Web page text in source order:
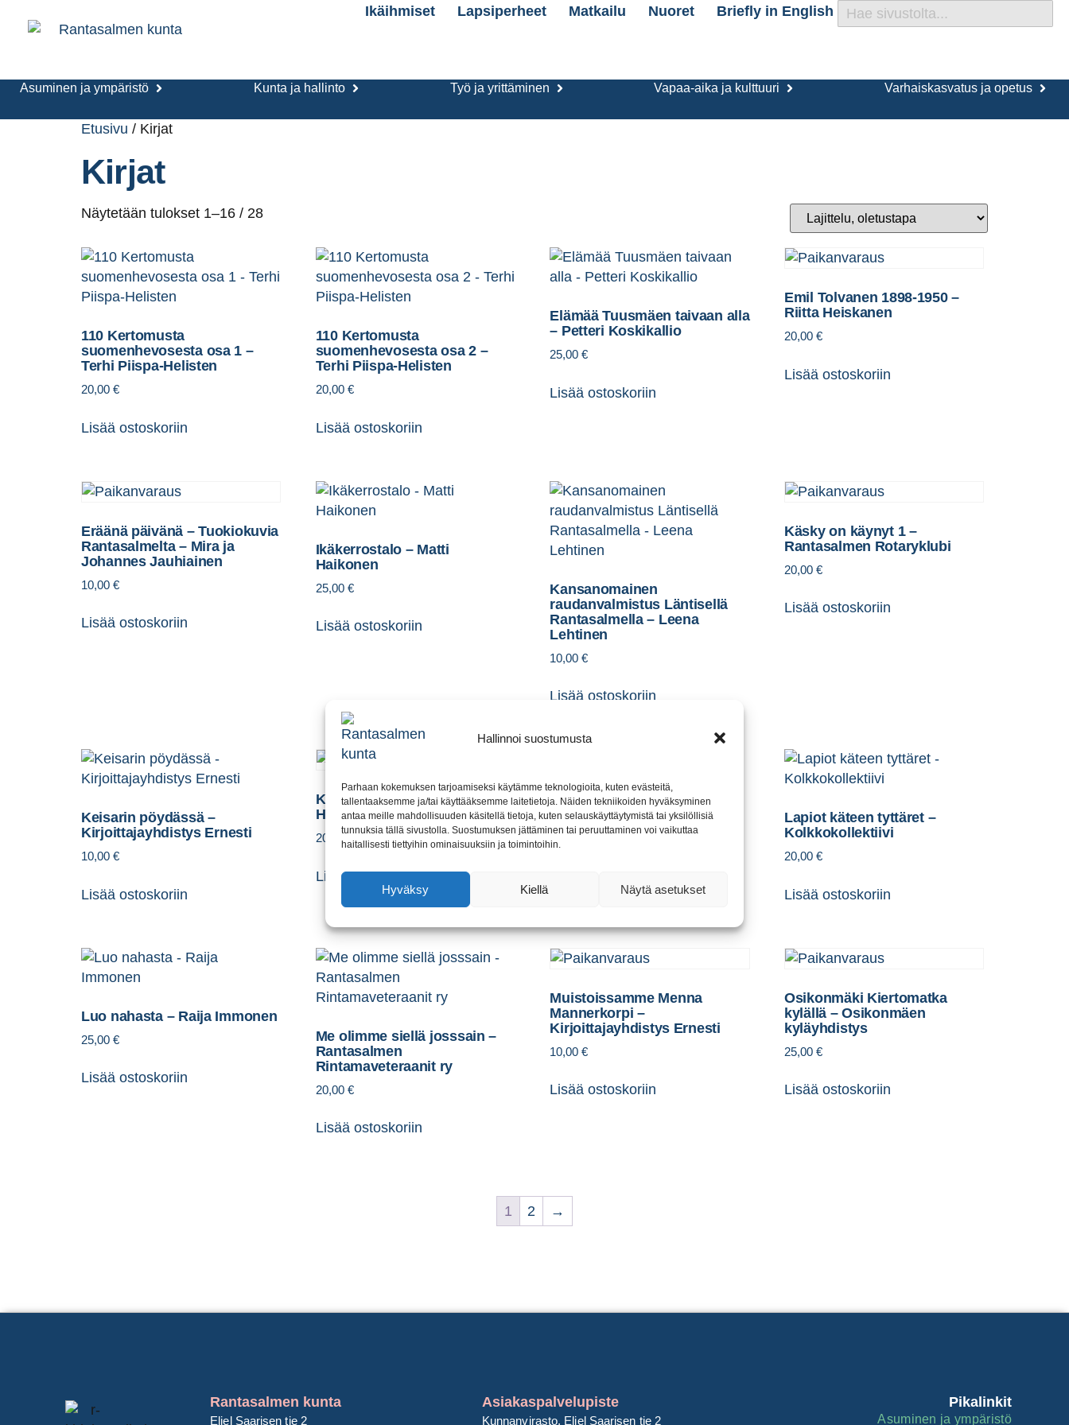
Hallinnoi suostumusta
Parhaan kokemuksen tarjoamiseksi käytämme teknologioita, kuten evästeitä,
tallentaaksemme ja/tai käyttääksemme laitetietoja. Näiden tekniikoiden hyväksyminen
antaa meille mahdollisuuden käsitellä tietoja, kuten selauskäyttäytymistä tai yksilöllisiä
tunnuksia tällä sivustolla. Suostumuksen jättäminen tai peruuttaminen voi vaikuttaa
haitallisesti tiettyihin ominaisuuksiin ja toimintoihin.
Hyväksy Kiellä Näytä asetukset
Ikäihmiset Lapsiperheet Matkailu Nuoret Briefly in English
Asuminen ja ympäristö Kunta ja hallinto Työ ja yrittäminen Vapaa-aika ja kulttuuri Varhaiskasvatus ja opetus
Etusivu / Kirjat
Kirjat
Näytetään tulokset 1–16 / 28
110 Kertomusta
suomenhevosesta osa 1 –
Terhi Piispa-Helisten
20,00 €
Lisää ostoskoriin
110 Kertomusta
suomenhevosesta osa 2 –
Terhi Piispa-Helisten
20,00 €
Lisää ostoskoriin
Elämää Tuusmäen taivaan alla
– Petteri Koskikallio
25,00€
Lisää ostoskoriin
Emil Tolvanen 1898-1950 –
Riitta Heiskanen
20,00€
Lisää ostoskoriin
Eräänä päivänä – Tuokiokuvia
Rantasalmelta – Mira ja
Johannes Jauhiainen
10,00 €
Lisää ostoskoriin
Ikäkerrostalo – Matti
Haikonen
25,00 €
Lisää ostoskoriin
Kansanomainen
raudanvalmistus Läntisellä
Rantasalmella – Leena
Lehtinen
10,00€
Lisää ostoskoriin
Käsky on käynyt 1 –
Rantasalmen Rotaryklubi
20,00€
Lisää ostoskoriin
Keisarin pöydässä –
Kirjoittajayhdistys Ernesti
10,00 €
Lisää ostoskoriin
Kuka muka muu – Matti
Haikonen
20,00€
Lisää ostoskoriin
Kuvien kertomaa
20,00€
Lapiot käteen tyttäret –
Kolkkokollektiivi
20,00€
Lisää ostoskoriin
Luo nahasta – Raija Immonen
25,00 €
Lisää ostoskoriin
Me olimme siellä josssain –
Rantasalmen
Rintamaveteraanit ry
20,00 €
Lisää ostoskoriin
Muistoissamme Menna
Mannerkorpi –
Kirjoittajayhdistys Ernesti
10,00€
Lisää ostoskoriin
Osikonmäki Kiertomatka
kylällä – Osikonmäen
kyläyhdistys
25,00€
Lisää ostoskoriin
1 2 →
Rantasalmen kunta
Eliel Saarisen tie 2
Asiakaspalvelupiste
Kunnanvirasto, Eliel Saarisen tie 2
Pikalinkit
Asuminen ja ympäristö